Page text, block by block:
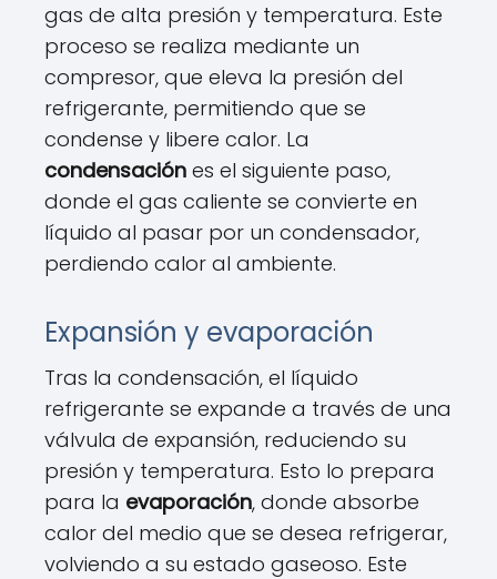
gas de alta presión y temperatura. Este
proceso se realiza mediante un
compresor, que eleva la presión del
refrigerante, permitiendo que se
condense y libere calor. La
condensación es el siguiente paso,
donde el gas caliente se convierte en
líquido al pasar por un condensador,
perdiendo calor al ambiente.
Expansión y evaporación
Tras la condensación, el líquido
refrigerante se expande a través de una
válvula de expansión, reduciendo su
presión y temperatura. Esto lo prepara
para la evaporación, donde absorbe
calor del medio que se desea refrigerar,
volviendo a su estado gaseoso. Este